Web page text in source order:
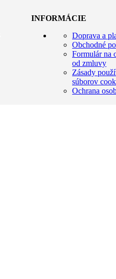
INFORMÁCIE
Doprava a
Obchodné
Formulár na
od zmluvy
Zásady
súborov
Ochrana